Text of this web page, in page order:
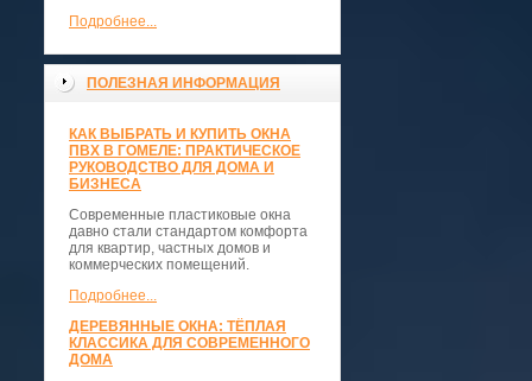
Подробнее...
ПОЛЕЗНАЯ ИНФОРМАЦИЯ
КАК ВЫБРАТЬ И КУПИТЬ ОКНА
ПВХ В ГОМЕЛЕ: ПРАКТИЧЕСКОЕ
РУКОВОДСТВО ДЛЯ ДОМА И
БИЗНЕСА
Современные пластиковые окна
давно стали стандартом комфорта
для квартир, частных домов и
коммерческих помещений.
Подробнее...
ДЕРЕВЯННЫЕ ОКНА: ТЁПЛАЯ
КЛАССИКА ДЛЯ СОВРЕМЕННОГО
ДОМА